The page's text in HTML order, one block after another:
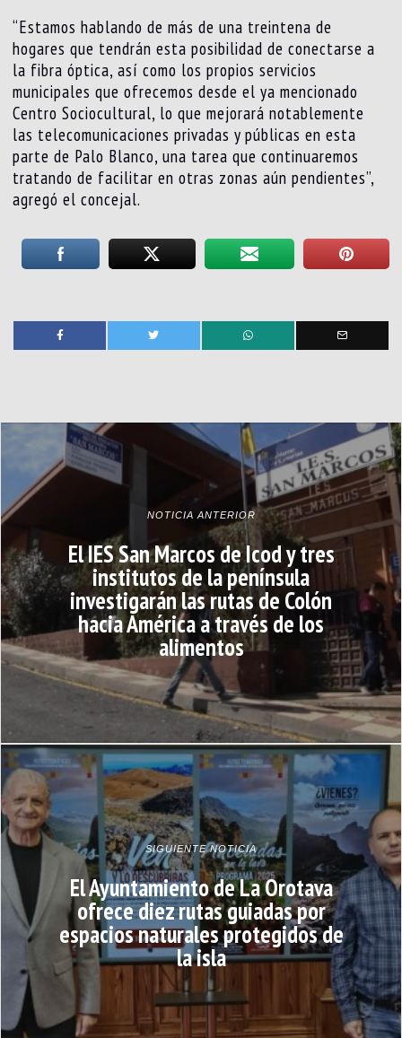
“Estamos hablando de más de una treintena de
hogares que tendrán esta posibilidad de conectarse a
la fibra óptica, así como los propios servicios
municipales que ofrecemos desde el ya mencionado
Centro Sociocultural, lo que mejorará notablemente
las telecomunicaciones privadas y públicas en esta
parte de Palo Blanco, una tarea que continuaremos
tratando de facilitar en otras zonas aún pendientes”,
agregó el concejal.
NOTICIA ANTERIOR
El IES San Marcos de Icod y tres
institutos de la península
investigarán las rutas de Colón
hacia América a través de los
alimentos
SIGUIENTE NOTICIA
El Ayuntamiento de La Orotava
ofrece diez rutas guiadas por
espacios naturales protegidos de
la isla